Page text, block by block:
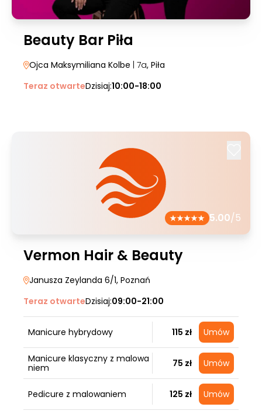
Beauty Bar Piła
Ojca Maksymiliana Kolbe | 7a, Piła
Teraz otwarteDzisiaj:10:00-18:00
5.00/5
Vermon Hair & Beauty
Janusza Zeylanda 6/1, Poznań
Teraz otwarteDzisiaj:09:00-21:00
Manicure hybrydowy 115 zł Umów
Manicure klasyczny z malowa
niem
75 zł Umów
Pedicure z malowaniem 125 zł Umów